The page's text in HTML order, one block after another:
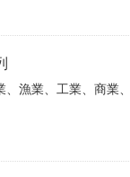
漁業、工業、商業